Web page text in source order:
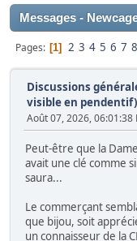
Messages -
Pages 1 2 3 4 5 6 7 8
Discussions
visible en pendentif)
Août 07, 2026, 06:01:38
Peut-être que la
avait une clé comme
saura...
Le commerçant
que bijou, soit
un connaisseur de la